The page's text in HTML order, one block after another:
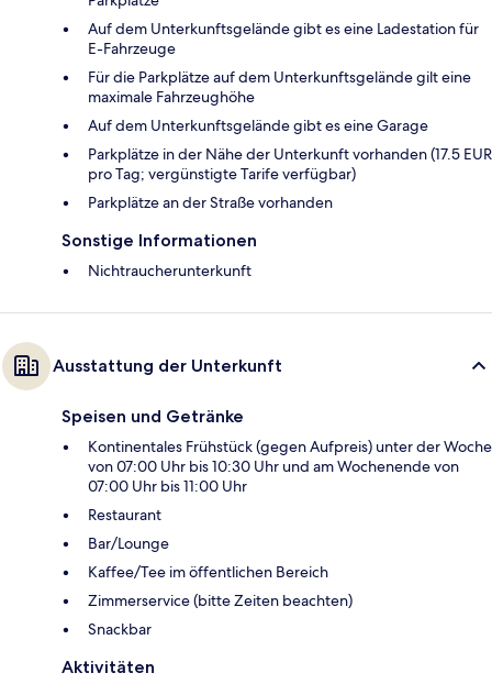
Auf dem Unterkunftsgelände gibt es eine Ladestation für
E-Fahrzeuge
Für die Parkplätze auf dem Unterkunftsgelände gilt eine
maximale Fahrzeughöhe
Auf dem Unterkunftsgelände gibt es eine Garage
Parkplätze in der Nähe der Unterkunft vorhanden (17.5 EUR
pro Tag; vergünstigte Tarife verfügbar)
Parkplätze an der Straße vorhanden
Sonstige Informationen
Nichtraucherunterkunft
Ausstattung der Unterkunft
Speisen und Getränke
Kontinentales Frühstück (gegen Aufpreis) unter der Woche
von 07:00 Uhr bis 10:30 Uhr und am Wochenende von
07:00 Uhr bis 11:00 Uhr
Restaurant
Bar/Lounge
Kaffee/Tee im öffentlichen Bereich
Zimmerservice (bitte Zeiten beachten)
Snackbar
Aktivitäten